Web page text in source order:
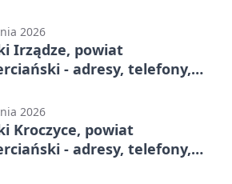
2026
Irządze, powiat
- adresy, telefony,
2026
Kroczyce, powiat
- adresy, telefony,